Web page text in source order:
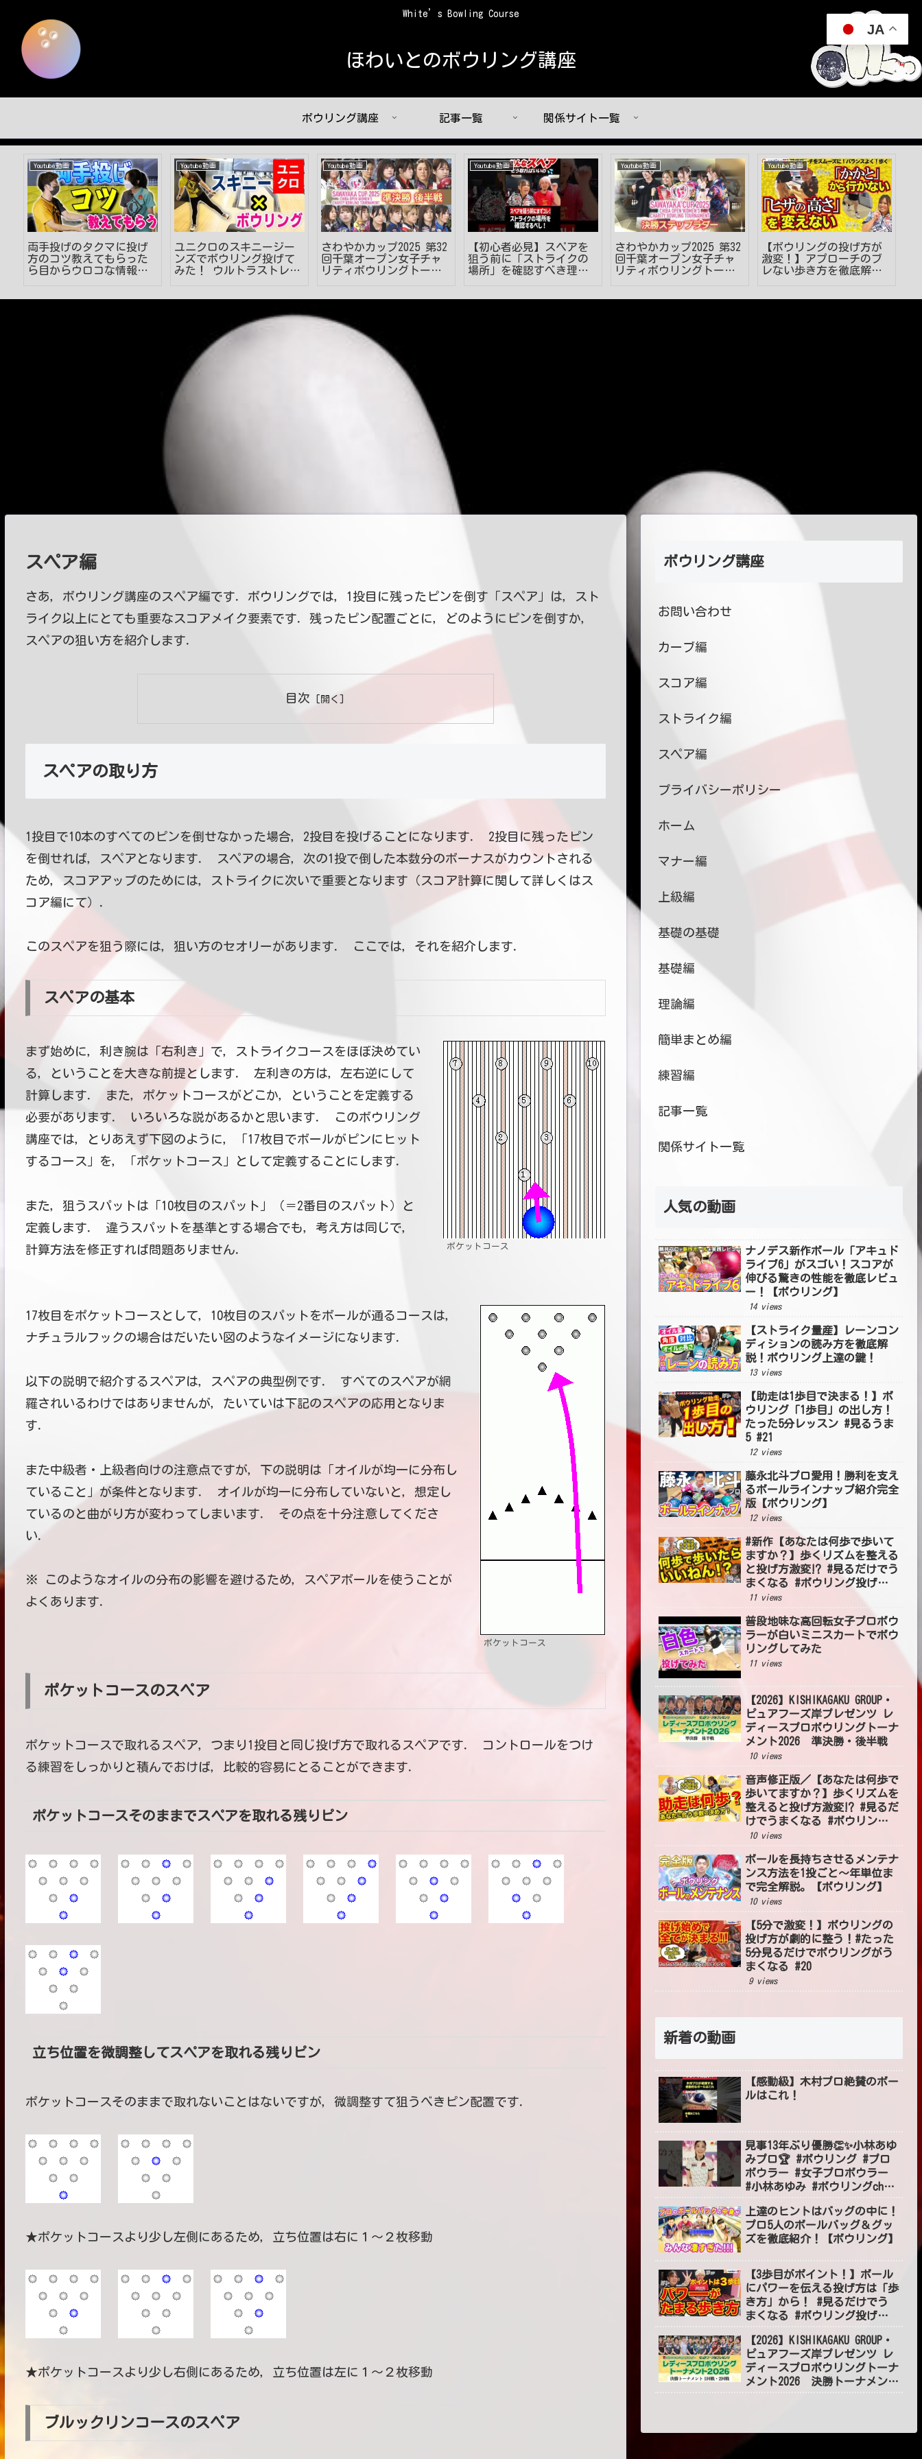
White’s Bowling Course
ほわいとのボウリング講座
ボウリング講座 記事一覧 関係サイト一覧
Youtube動画
両手投げのタクマに投げ
方のコツ教えてもらった
ら目からウロコな情報を
Youtube動画
ユニクロのスキニージー
ンズでボウリング投げて
みた！ ウルトラストレッ
Youtube動画
さわやかカップ2025 第32
回千葉オープン女子チャ
リティボウリングトーナ
Youtube動画
【初心者必見】スペアを
狙う前に「ストライクの
場所」を確認すべき理由
Youtube動画
さわやかカップ2025 第32
回千葉オープン女子チャ
リティボウリングトーナ
Youtube動画
【ボウリングの投げ方が
激変！】アプローチのブ
レない歩き方を徹底解
スペア編
さあ，ボウリング講座のスペア編です．ボウリングでは，1投目に残ったピンを倒す「スペア」は，スト
ライク以上にとても重要なスコアメイク要素です．残ったピン配置ごとに，どのようにピンを倒すか，
スペアの狙い方を紹介します．
目次
スペアの取り方
1投目で10本のすべてのピンを倒せなかった場合，2投目を投げることになります． 2投目に残ったピン
を倒せれば，スペアとなります． スペアの場合，次の1投で倒した本数分のボーナスがカウントされる
ため，スコアアップのためには，ストライクに次いで重要となります（スコア計算に関して詳しくはス
コア編にて）．
このスペアを狙う際には，狙い方のセオリーがあります． ここでは，それを紹介します．
スペアの基本
ポケットコース
まず始めに，利き腕は「右利き」で，ストライクコースをほぼ決めてい
る，ということを大きな前提とします． 左利きの方は，左右逆にして
計算します． また，ポケットコースがどこか，ということを定義する
必要があります． いろいろな説があるかと思います． このボウリング
講座では，とりあえず下図のように，「17枚目でボールがピンにヒット
するコース 」を，「ポケットコース 」として定義することにします．
また，狙うスパットは「10枚目のスパット 」（＝2番目のスパット）と
定義します． 違うスパットを基準とする場合でも，考え方は同じで，
計算方法を修正すれば問題ありません．
ポケットコース
17枚目をポケットコースとして，10枚目のスパットをボールが通るコースは，
ナチュラルフックの場合はだいたい図のようなイメージになります．
以下の説明で紹介するスペアは，スペアの典型例です． すべてのスペアが網
羅されいるわけではありませんが，たいていは下記のスペアの応用となりま
す．
また中級者・上級者向けの注意点ですが，下の説明は「オイルが均一に分布し
ていること」が条件となります． オイルが均一に分布していないと，想定し
ているのと曲がり方が変わってしまいます． その点を十分注意してくださ
い．
※ このようなオイルの分布の影響を避けるため，スペアボールを使うことが
よくあります．
ポケットコースのスペア
ポケットコースで取れるスペア，つまり1投目と同じ投げ方で取れるスペアです． コントロールをつけ
る練習をしっかりと積んでおけば，比較的容易にとることができます．
ポケットコースそのままでスペアを取れる残りピン
立ち位置を微調整してスペアを取れる残りピン
ポケットコースそのままで取れないことはないですが，微調整すて狙うべきピン配置です．
★ポケットコースより少し左側にあるため，立ち位置は右に１～２枚移動
★ポケットコースより少し右側にあるため，立ち位置は左に１～２枚移動
ブルックリンコースのスペア
ボウリング講座
お問い合わせ
カーブ編
スコア編
ストライク編
スペア編
プライバシーポリシー
ホーム
マナー編
上級編
基礎の基礎
基礎編
理論編
簡単まとめ編
練習編
記事一覧
関係サイト一覧
人気の動画
ナノデス新作ボール「アキュド
ライブ6」がスゴい！スコアが
伸びる驚きの性能を徹底レビュ
ー！【ボウリング】
14 views
【ストライク量産】レーンコン
ディションの読み方を徹底解
説！ボウリング上達の鍵！
13 views
【助走は1歩目で決まる！】ボ
ウリング「1歩目」の出し方！
たった5分レッスン #見るうま
5 #21
12 views
藤永北斗プロ愛用！勝利を支え
るボールラインナップ紹介完全
版【ボウリング】
12 views
#新作【あなたは何歩で歩いて
ますか？】歩くリズムを整える
と投げ方激変⁉ #見るだけでう
まくなる #ボウリング投げ方
#54
11 views
普段地味な高回転女子プロボウ
ラーが白いミニスカートでボウ
リングしてみた
11 views
【2026】KISHIKAGAKU GROUP・
ピュアフーズ岸プレゼンツ レ
ディースプロボウリングトーナ
メント2026 準決勝・後半戦
10 views
音声修正版／【あなたは何歩で
歩いてますか？】歩くリズムを
整えると投げ方激変⁉ #見るだ
けでうまくなる #ボウリング
投げ方 #54
10 views
ボールを長持ちさせるメンテナ
ンス方法を1投ごと〜年単位ま
で完全解説。【ボウリング】
10 views
【5分で激変！】ボウリングの
投げ方が劇的に整う！#たった
5分見るだけでボウリングがう
まくなる #20
9 views
新着の動画
【感動級】木村プロ絶賛のボー
ルはこれ！
見事13年ぶり優勝👏✨小林あゆ
みプロ🏆 #ボウリング #プロ
ボウラー #女子プロボウラー
#小林あゆみ #ボウリングch
#short
上達のヒントはバッグの中に！
プロ5人のボールバッグ＆グッ
ズを徹底紹介！【ボウリング】
【3歩目がポイント！】ボール
にパワーを伝える投げ方は「歩
き方」から！ #見るだけでう
まくなる #ボウリング投げ方
【2026】KISHIKAGAKU GROUP・
ピュアフーズ岸プレゼンツ レ
ディースプロボウリングトーナ
メント2026 決勝トーナメント
JA